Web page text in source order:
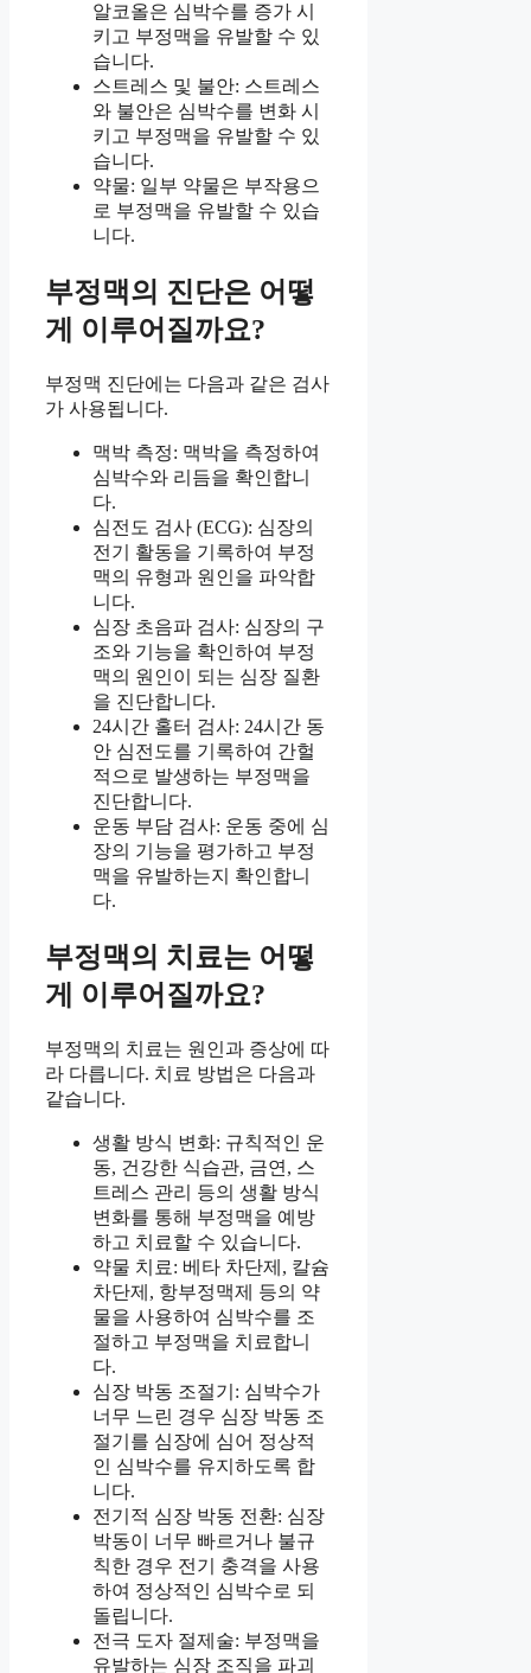
알코올은 심박수를 증가 시
키고 부정맥을 유발할 수 있
습니다.
스트레스 및 불안: 스트레스
와 불안은 심박수를 변화 시
키고 부정맥을 유발할 수 있
습니다.
약물: 일부 약물은 부작용으
로 부정맥을 유발할 수 있습
니다.
부정맥의 진단은 어떻
게 이루어질까요?
부정맥 진단에는 다음과 같은 검사
가 사용됩니다.
맥박 측정: 맥박을 측정하여
심박수와 리듬을 확인합니
다.
심전도 검사 (ECG): 심장의
전기 활동을 기록하여 부정
맥의 유형과 원인을 파악합
니다.
심장 초음파 검사: 심장의 구
조와 기능을 확인하여 부정
맥의 원인이 되는 심장 질환
을 진단합니다.
24시간 홀터 검사: 24시간 동
안 심전도를 기록하여 간헐
적으로 발생하는 부정맥을
진단합니다.
운동 부담 검사: 운동 중에 심
장의 기능을 평가하고 부정
맥을 유발하는지 확인합니
다.
부정맥의 치료는 어떻
게 이루어질까요?
부정맥의 치료는 원인과 증상에 따
라 다릅니다. 치료 방법은 다음과
같습니다.
생활 방식 변화: 규칙적인 운
동, 건강한 식습관, 금연, 스
트레스 관리 등의 생활 방식
변화를 통해 부정맥을 예방
하고 치료할 수 있습니다.
약물 치료: 베타 차단제, 칼슘
차단제, 항부정맥제 등의 약
물을 사용하여 심박수를 조
절하고 부정맥을 치료합니
다.
심장 박동 조절기: 심박수가
너무 느린 경우 심장 박동 조
절기를 심장에 심어 정상적
인 심박수를 유지하도록 합
니다.
전기적 심장 박동 전환: 심장
박동이 너무 빠르거나 불규
칙한 경우 전기 충격을 사용
하여 정상적인 심박수로 되
돌립니다.
전극 도자 절제술: 부정맥을
유발하는 심장 조직을 파괴